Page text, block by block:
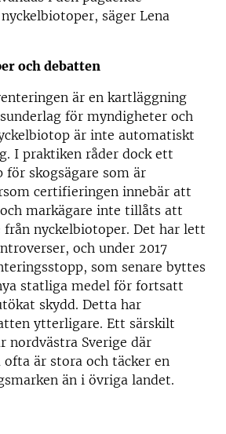
säger Lena
och debatten
är en kartläggning
för myndigheter och
är inte automatiskt
I praktiken råder dock ett
för skogsägare som är
certifieringen innebär att
markägare inte tillåts att
från nyckelbiotoper. Det har lett
och under 2017
som senare byttes
statliga medel för fortsatt
skydd. Detta har
ytterligare. Ett särskilt
nordvästra Sverige där
är stora och täcker en
än i övriga landet.